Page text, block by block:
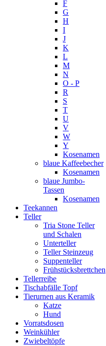
F
G
H
I
J
K
L
M
N
O - P
R
S
T
U
V
W
Y
Kosenamen
blaue Kaffeebecher
Kosenamen
blaue Jumbo-
Tassen
Kosenamen
Teekannen
Teller
Tria Stone Teller
und Schalen
Unterteller
Teller Steinzeug
Suppenteller
Frühstücksbrettchen
Tellerreibe
Tischabfälle Topf
Tierurnen aus Keramik
Katze
Hund
Vorratsdosen
Weinkühler
Zwiebeltöpfe